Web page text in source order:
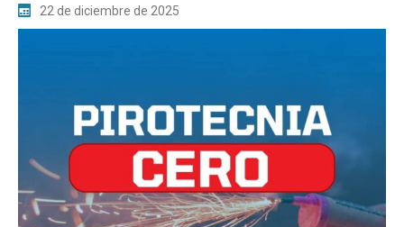
22 de diciembre de 2025